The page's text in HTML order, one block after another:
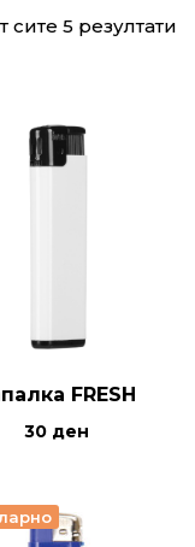
5 резултати
FRESH
30 ден